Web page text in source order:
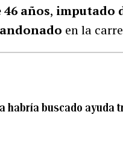
años, imputado
en la
habría buscado ayuda